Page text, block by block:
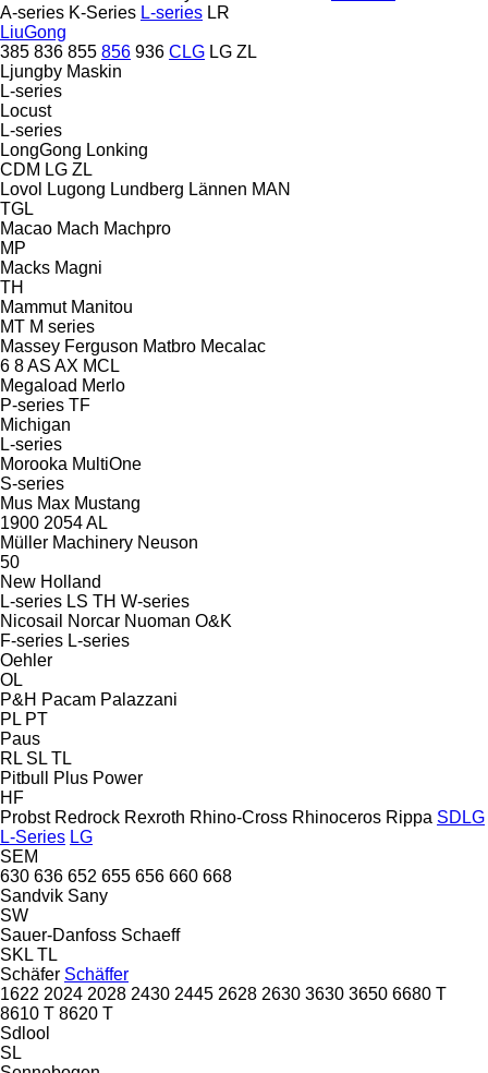
A-series K-Series L-series LR
LiuGong
385 836 855 856 936 CLG LG ZL
Ljungby Maskin
L-series
Locust
L-series
LongGong Lonking
CDM LG ZL
Lovol
Lugong Lundberg Lännen MAN
TGL
Macao Mach Machpro
MP
Macks Magni
TH
Mammut Manitou
MT M series
Massey Ferguson Matbro Mecalac
6 8AS AX MCL
Megaload Merlo
P-series TF
Michigan
L-series
Morooka MultiOne
S-series
Mus Max Mustang
1900 2054AL
Müller Machinery Neuson
50
New Holland
L-series LS TH W-series
Nicosail
Norcar Nuoman O&K
F-series L-series
Oehler
OL
P&H Pacam Palazzani
PL PT
Paus
RL SL TL
Pitbull
Plus Power
HF
Probst Redrock Rexroth Rhino-Cross Rhinoceros Rippa SDLG
L-Series LG
SEM
630 636 652 655 656 660 668
Sandvik Sany
SW
Sauer-Danfoss Schaeff
SKL TL
Schäfer Schäffer
1622 2024 2028 2430 2445 2628 2630 3630 3650 6680 T
8610 T 8620 T
Sdlool
SL